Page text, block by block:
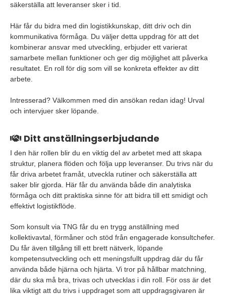
säkerställa att leveranser sker i tid.
Här får du bidra med din logistikkunskap, ditt driv och din
kommunikativa förmåga. Du väljer detta uppdrag för att det
kombinerar ansvar med utveckling, erbjuder ett varierat
samarbete mellan funktioner och ger dig möjlighet att påverka
resultatet. En roll för dig som vill se konkreta effekter av ditt
arbete.
Intresserad? Välkommen med din ansökan redan idag! Urval
och intervjuer sker löpande.
Ditt anställningserbjudande
I den här rollen blir du en viktig del av arbetet med att skapa
struktur, planera flöden och följa upp leveranser. Du trivs när du
får driva arbetet framåt, utveckla rutiner och säkerställa att
saker blir gjorda. Här får du använda både din analytiska
förmåga och ditt praktiska sinne för att bidra till ett smidigt och
effektivt logistikflöde.
Som konsult via TNG får du en trygg anställning med
kollektivavtal, förmåner och stöd från engagerade konsultchefer.
Du får även tillgång till ett brett nätverk, löpande
kompetensutveckling och ett meningsfullt uppdrag där du får
använda både hjärna och hjärta. Vi tror på hållbar matchning,
där du ska må bra, trivas och utvecklas i din roll. För oss är det
lika viktigt att du trivs i uppdraget som att uppdragsgivaren är